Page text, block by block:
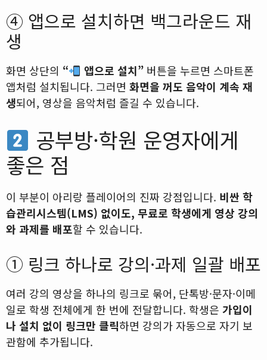
④ 앱으로 설치하면 백그라운드 재
생
화면 상단의 “ 앱으로 설치”버튼을 누르면 스마트폰
앱처럼 설치됩니다. 그러면 화면을 꺼도 음악이 계속 재
생되어, 영상을 음악처럼 즐길 수 있습니다.
공부방·학원 운영자에게
좋은 점
이 부분이 아리랑 플레이어의 진짜 강점입니다. 비싼 학
습관리시스템(LMS) 없이도, 무료로 학생에게 영상 강의
와 과제를 배포할 수 있습니다.
① 링크 하나로 강의·과제 일괄 배포
여러 강의 영상을 하나의 링크로 묶어, 단톡방·문자·이메
일로 학생 전체에게 한 번에 전달합니다. 학생은 가입이
나 설치 없이 링크만 클릭하면 강의가 자동으로 자기 보
관함에 추가됩니다.